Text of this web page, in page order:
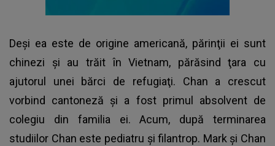
Deşi ea este de origine americană, părinţii ei sunt
chinezi şi au trăit în Vietnam, părăsind ţara cu
ajutorul unei bărci de refugiaţi. Chan a crescut
vorbind cantoneză şi a fost primul absolvent de
colegiu din familia ei. Acum, după terminarea
studiilor Chan este pediatru şi filantrop. Mark şi Chan